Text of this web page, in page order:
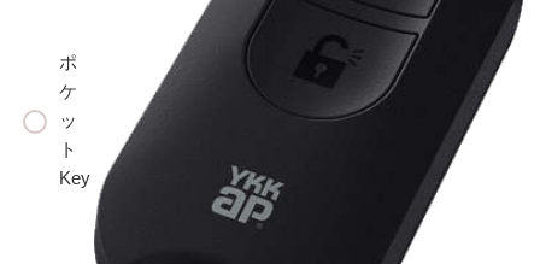
ポ
ケ
ッ
ト
Key